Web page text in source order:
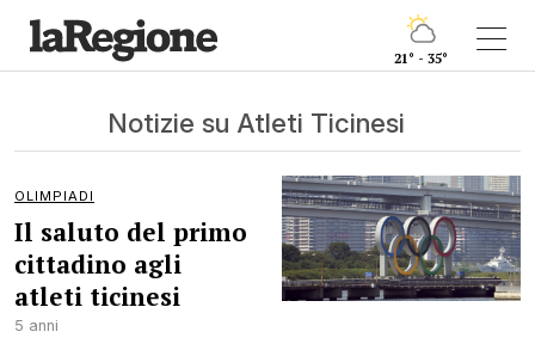
21° - 35°
Notizie su Atleti Ticinesi
OLIMPIADI
Il saluto del primo
cittadino agli
atleti ticinesi
5 anni